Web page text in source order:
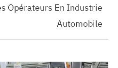
Opérateurs En Industrie
Automobile